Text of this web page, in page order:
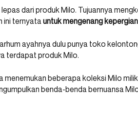
dari produk Milo. Tujuannya
ini ternyatauntuk mengenang
ayahnya dulu punya toko
terdapat produk Milo.
menemukan beberapa koleksi Milo
benda-benda bernuansa